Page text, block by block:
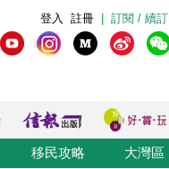
訂閱 / 續訂
註冊
登入
移民攻略 大灣區